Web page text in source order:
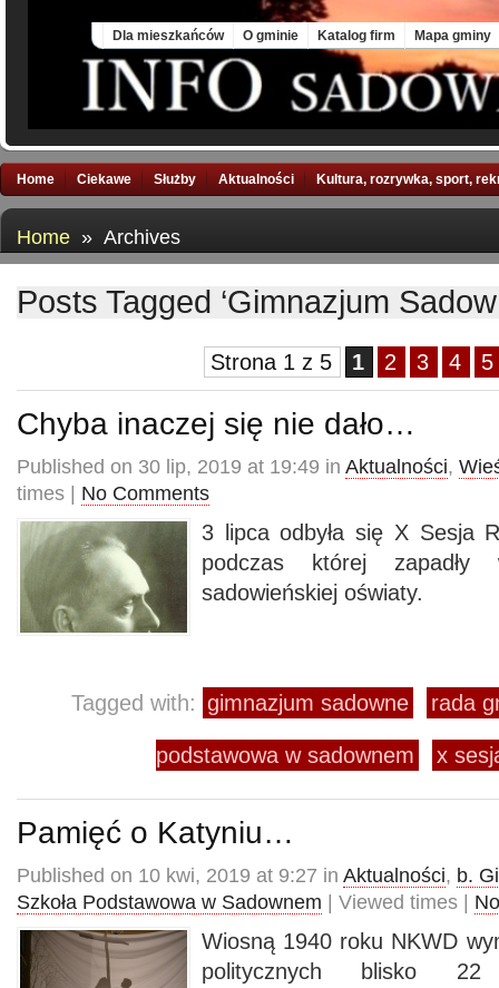
Dla mieszkańców O gminie Katalog firm Mapa gminy
Home Ciekawe Służby Aktualności Kultura, rozrywka, sport,
Home » Archives
Posts Tagged ‘Gimnazjum
Strona 1 z 5 1 2 3 4 5
Chyba inaczej się nie dało…
Published on 30 lip, 2019 at 19:49 in Aktualności,
times | No Comments
3 lipca odbyła się X Sesja
podczas której
sadowieńskiej oświaty.
Tagged with: gimnazjum sadowne rada
podstawowa w sadownem x
Pamięć o Katyniu…
Published on 10 kwi, 2019 at 9:27 in Aktualności, b.
Szkoła Podstawowa w Sadownem | Viewed times |
Wiosną 1940 roku NKWD
politycznych blisko 22